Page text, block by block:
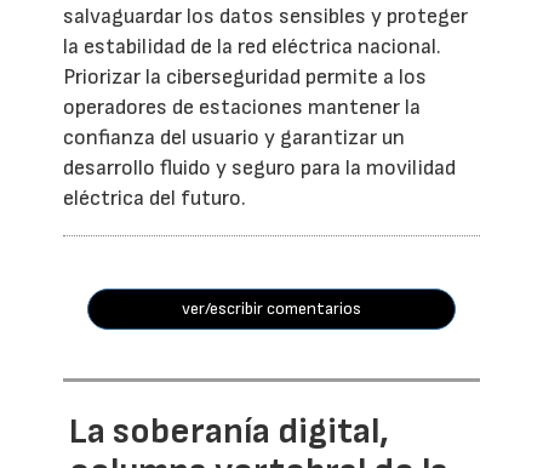
salvaguardar los datos sensibles y proteger
la estabilidad de la red eléctrica nacional.
Priorizar la ciberseguridad permite a los
operadores de estaciones mantener la
confianza del usuario y garantizar un
desarrollo fluido y seguro para la movilidad
eléctrica del futuro.
ver/escribir comentarios
La soberanía digital,